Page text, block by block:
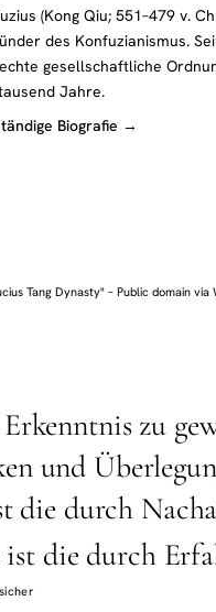
(Kong Qiu; 551–479 v.
des Konfuzianismus.
gesellschaftliche
Jahre.
Biografie →
Tang Dynasty" – Public domain via
zu
und
die durch
die durch